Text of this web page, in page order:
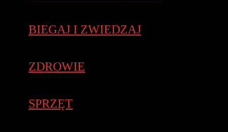
BIEGAJ I ZWIEDZAJ
ZDROWIE
SPRZĘT